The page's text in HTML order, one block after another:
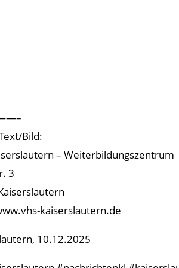
Bild:
– Weiterbildungszentrum
3
kaiserslautern.de
10.12.2025